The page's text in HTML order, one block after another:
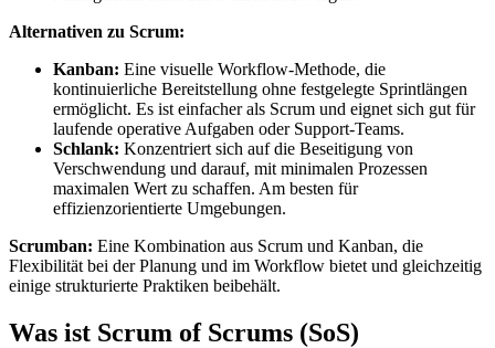
Alternativen zu Scrum:
Kanban: Eine visuelle Workflow‑Methode, die
kontinuierliche Bereitstellung ohne festgelegte Sprintlängen
ermöglicht. Es ist einfacher als Scrum und eignet sich gut für
laufende operative Aufgaben oder Support-Teams.
Schlank: Konzentriert sich auf die Beseitigung von
Verschwendung und darauf, mit minimalen Prozessen
maximalen Wert zu schaffen. Am besten für
effizienzorientierte Umgebungen.
Scrumban: Eine Kombination aus Scrum und Kanban, die
Flexibilität bei der Planung und im Workflow bietet und gleichzeitig
einige strukturierte Praktiken beibehält.
Was ist Scrum of Scrums (SoS)